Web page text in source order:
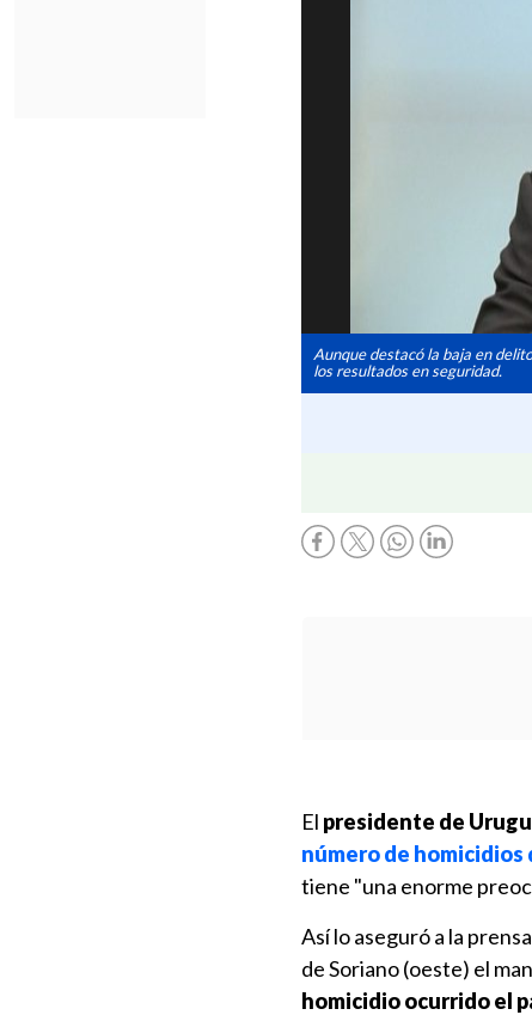
Aunque destacó la baja en
los resultados en seguridad.
El presidente de
número de homicidios
tiene "una enorme
Así lo aseguró a la
de Soriano (oeste) el
homicidio ocurrido el